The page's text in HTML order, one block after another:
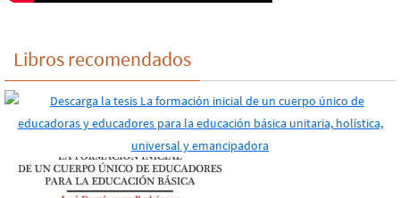
Libros recomendados